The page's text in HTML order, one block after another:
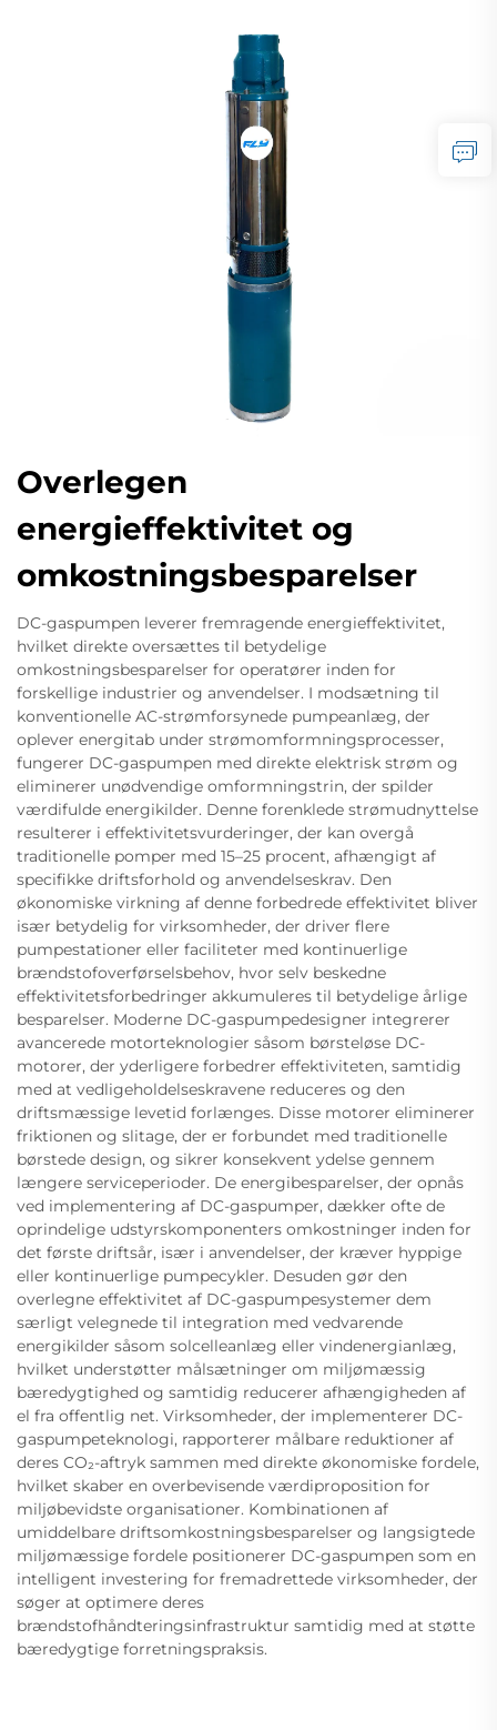
Overlegen
energieffektivitet og
omkostningsbesparelser
DC-gaspumpen leverer fremragende energieffektivitet,
hvilket direkte oversættes til betydelige
omkostningsbesparelser for operatører inden for
forskellige industrier og anvendelser. I modsætning til
konventionelle AC-strømforsynede pumpeanlæg, der
oplever energitab under strømomformningsprocesser,
fungerer DC-gaspumpen med direkte elektrisk strøm og
eliminerer unødvendige omformningstrin, der spilder
værdifulde energikilder. Denne forenklede strømudnyttelse
resulterer i effektivitetsvurderinger, der kan overgå
traditionelle pomper med 15–25 procent, afhængigt af
specifikke driftsforhold og anvendelseskrav. Den
økonomiske virkning af denne forbedrede effektivitet bliver
især betydelig for virksomheder, der driver flere
pumpestationer eller faciliteter med kontinuerlige
brændstofoverførselsbehov, hvor selv beskedne
effektivitetsforbedringer akkumuleres til betydelige årlige
besparelser. Moderne DC-gaspumpedesigner integrerer
avancerede motorteknologier såsom børsteløse DC-
motorer, der yderligere forbedrer effektiviteten, samtidig
med at vedligeholdelseskravene reduceres og den
driftsmæssige levetid forlænges. Disse motorer eliminerer
friktionen og slitage, der er forbundet med traditionelle
børstede design, og sikrer konsekvent ydelse gennem
længere serviceperioder. De energibesparelser, der opnås
ved implementering af DC-gaspumper, dækker ofte de
oprindelige udstyrskomponenters omkostninger inden for
det første driftsår, især i anvendelser, der kræver hyppige
eller kontinuerlige pumpecykler. Desuden gør den
overlegne effektivitet af DC-gaspumpesystemer dem
særligt velegnede til integration med vedvarende
energikilder såsom solcelleanlæg eller vindenergianlæg,
hvilket understøtter målsætninger om miljømæssig
bæredygtighed og samtidig reducerer afhængigheden af
el fra offentlig net. Virksomheder, der implementerer DC-
gaspumpeteknologi, rapporterer målbare reduktioner af
deres CO₂-aftryk sammen med direkte økonomiske fordele,
hvilket skaber en overbevisende værdiproposition for
miljøbevidste organisationer. Kombinationen af
umiddelbare driftsomkostningsbesparelser og langsigtede
miljømæssige fordele positionerer DC-gaspumpen som en
intelligent investering for fremadrettede virksomheder, der
søger at optimere deres
brændstofhåndteringsinfrastruktur samtidig med at støtte
bæredygtige forretningspraksis.